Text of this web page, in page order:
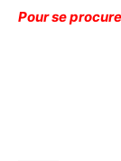
Pour se